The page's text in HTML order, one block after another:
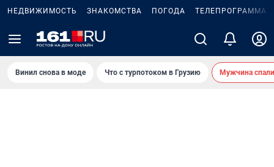
НЕДВИЖИМОСТЬ ЗНАКОМСТВА ПОГОДА ТЕЛЕПРОГРАММА
Винил снова в моде Что с турпотоком в Грузию Мужчина